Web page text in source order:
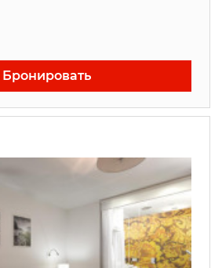
Бронировать